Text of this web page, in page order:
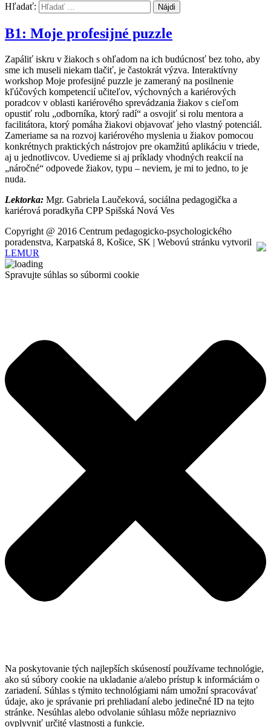
Hľadať:
B1: Moje profesijné puzzle
Zapáliť iskru v žiakoch s ohľadom na ich budúcnosť bez toho, aby
sme ich museli niekam tlačiť, je častokrát výzva. Interaktívny
workshop Moje profesijné puzzle je zameraný na posilnenie
kľúčových kompetencií učiteľov, výchovných a kariérových
poradcov v oblasti kariérového sprevádzania žiakov s cieľom
opustiť rolu „odborníka, ktorý radí“ a osvojiť si rolu mentora a
facilitátora, ktorý pomáha žiakovi objavovať jeho vlastný potenciál.
Zameriame sa na rozvoj kariérového myslenia u žiakov pomocou
konkrétnych praktických nástrojov pre okamžitú aplikáciu v triede,
aj u jednotlivcov. Uvedieme si aj príklady vhodných reakcií na
„náročné“ odpovede žiakov, typu – neviem, je mi to jedno, to je
nuda.
Lektorka: Mgr. Gabriela Laučeková, sociálna pedagogička a
kariérová poradkyňa CPP Spišská Nová Ves
Copyright @ 2016 Centrum pedagogicko-psychologického
poradenstva, Karpatská 8, Košice, SK | Webovú stránku vytvoril
LEMUR
Spravujte súhlas so súbormi cookie
Na poskytovanie tých najlepších skúseností používame technológie,
ako sú súbory cookie na ukladanie a/alebo prístup k informáciám o
zariadení. Súhlas s týmito technológiami nám umožní spracovávať
údaje, ako je správanie pri prehliadaní alebo jedinečné ID na tejto
stránke. Nesúhlas alebo odvolanie súhlasu môže nepriaznivo
ovplyvniť určité vlastnosti a funkcie.